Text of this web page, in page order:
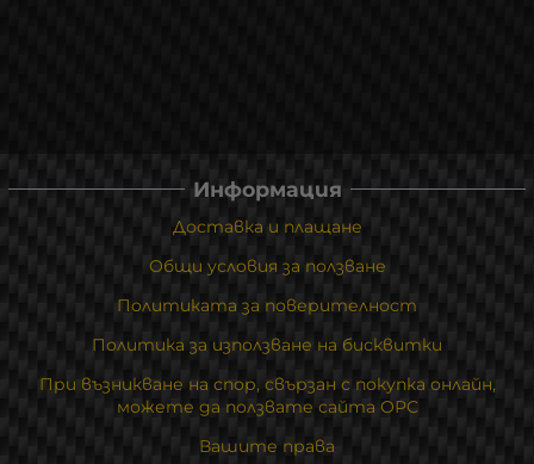
Информация
Доставка и плащане
Общи условия за ползване
Политиката за поверителност
Политика за използване на бисквитки
При възникване на спор, свързан с покупка онлайн,
можете да ползвате сайта ОРС
Вашите права